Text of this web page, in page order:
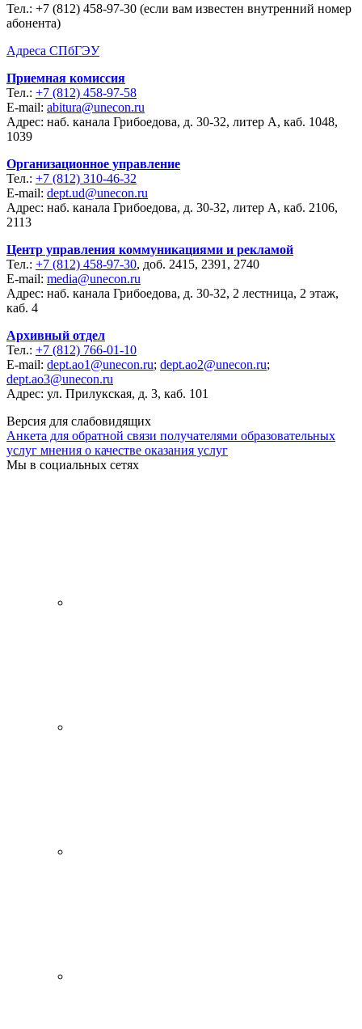
Тел.: +7 (812) 458-97-30 (если вам известен внутренний номер
абонента)
Адреса СПбГЭУ
Приемная комиссия
Тел.: +7 (812) 458-97-58
E-mail: abitura@unecon.ru
Адрес: наб. канала Грибоедова, д. 30-32, литер А, каб. 1048,
1039
Организационное управление
Тел.: +7 (812) 310-46-32
E-mail: dept.ud@unecon.ru
Адрес: наб. канала Грибоедова, д. 30-32, литер А, каб. 2106,
2113
Центр управления коммуникациями и рекламой
Тел.: +7 (812) 458-97-30, доб. 2415, 2391, 2740
E-mail: media@unecon.ru
Адрес: наб. канала Грибоедова, д. 30-32, 2 лестница, 2 этаж,
каб. 4
Архивный отдел
Тел.: +7 (812) 766-01-10
E-mail: dept.ao1@unecon.ru; dept.ao2@unecon.ru;
dept.ao3@unecon.ru
Адрес: ул. Прилукская, д. 3, каб. 101
Версия для слабовидящих
Анкета для обратной связи получателями образовательных
услуг мнения о качестве оказания услуг
Мы в социальных сетях